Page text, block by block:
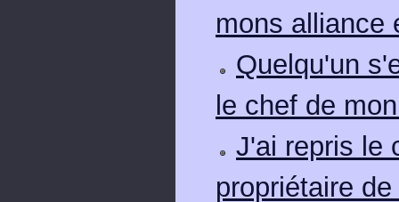
mons alliance
Quelqu'un
le chef de
J'ai repris le
propriétaire